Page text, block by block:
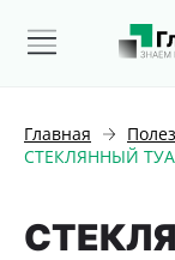
Главная
СТЕКЛЯННЫЙ